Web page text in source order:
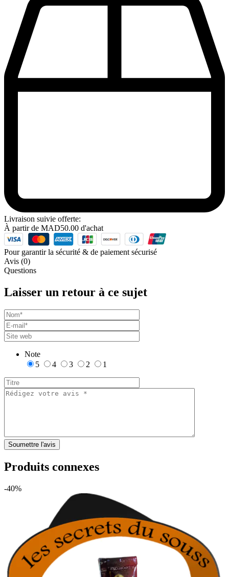
Livraison suivie offerte:
À partir de MAD50.00 d'achat
Pour garantir la sécurité & de paiement sécurisé
Avis (0)
Questions
Laisser un retour à ce sujet
Note
5
4 3 2 1
Produits connexes
-40%